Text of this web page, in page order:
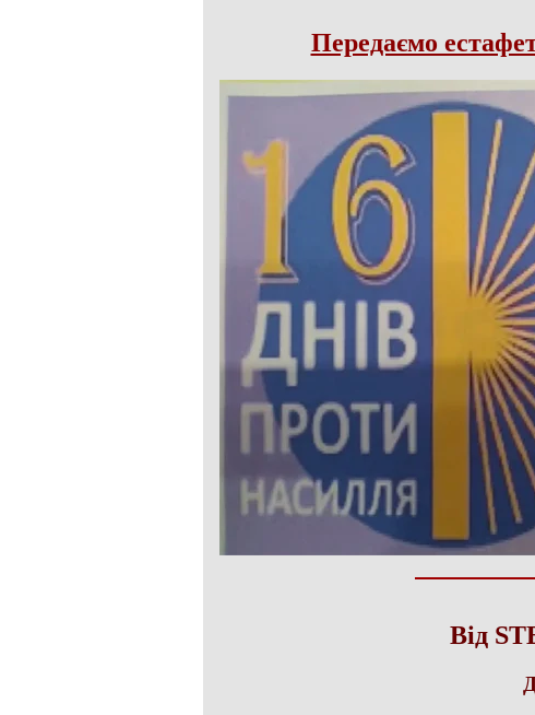
Передаємо
Від